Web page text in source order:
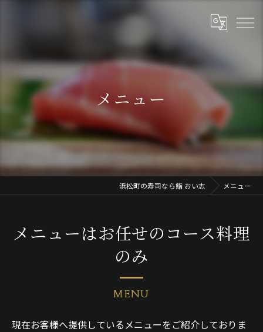
メニュー
浜松町の寿司なら鮨 おい志 メニュー
メニューはお任せのコース料理
のみ
MENU
現在お客様へ提供しているメニューをご紹介しておりま